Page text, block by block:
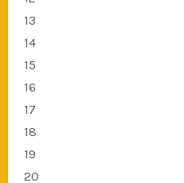
13
14
15
16
17
18
19
20